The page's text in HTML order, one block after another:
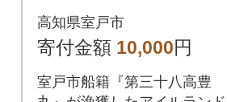
べぼっちり4パック
高知県室戸市
寄付金額 10,000円
室戸市船籍『第三十八高豊